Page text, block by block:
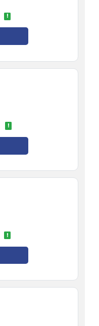
!
!
!